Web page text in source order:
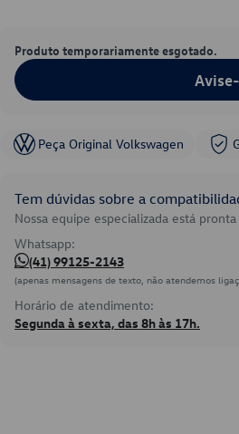
Produto temporariamente esgotado.
Peça Original Volkswagen
Tem dúvidas sobre a
Nossa equipe especializada está
Whatsapp:
(41) 99125-2143
(apenas mensagens de texto, não atendemos
Horário de atendimento:
Segunda à sexta, das 8h às 17h.